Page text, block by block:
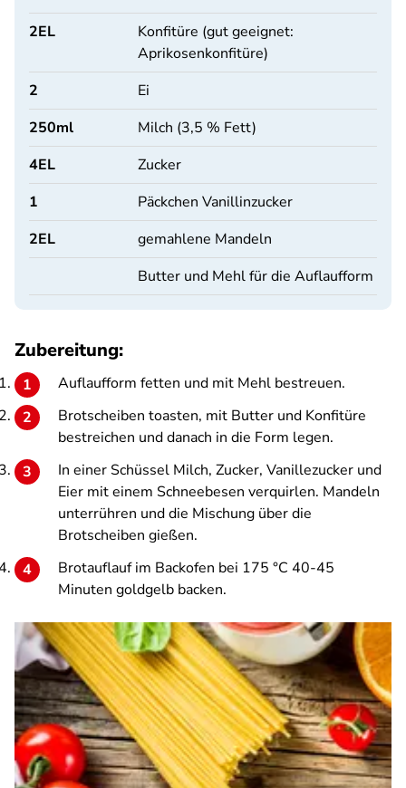
2EL
Konfitüre (gut geeignet:
Aprikosenkonfitüre)
2
Ei
250ml
Milch (3,5 % Fett)
4EL
Zucker
1
Päckchen Vanillinzucker
2EL
gemahlene Mandeln
Butter und Mehl für die Auflaufform
Zubereitung:
Auflaufform fetten und mit Mehl bestreuen.
Brotscheiben toasten, mit Butter und Konfitüre
bestreichen und danach in die Form legen.
In einer Schüssel Milch, Zucker, Vanillezucker und
Eier mit einem Schneebesen verquirlen. Mandeln
unterrühren und die Mischung über die
Brotscheiben gießen.
Brotauflauf im Backofen bei 175 °C 40-45
Minuten goldgelb backen.